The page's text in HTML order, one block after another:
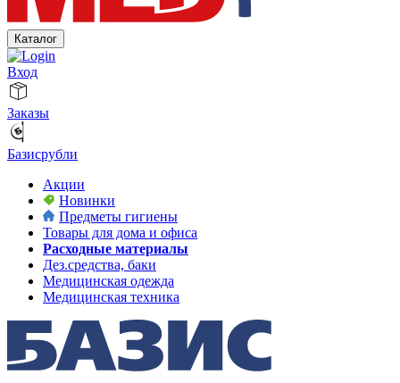
Каталог
Вход
Заказы
Базисрубли
Акции
Новинки
Предметы гигиены
Товары для дома и офиса
Расходные материалы
Дез.средства, баки
Медицинская одежда
Медицинская техника